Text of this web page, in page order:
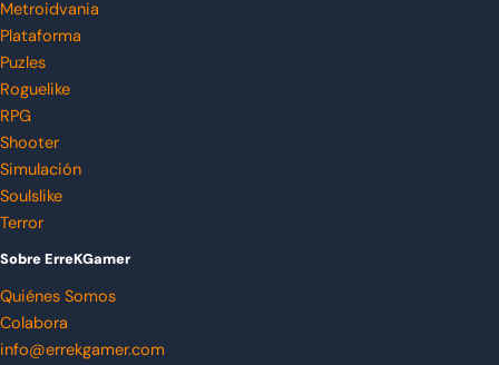
Metroidvania
Plataforma
Puzles
Roguelike
RPG
Shooter
Simulación
Soulslike
Terror
Sobre ErreKGamer
Quiénes Somos
Colabora
info@errekgamer.com